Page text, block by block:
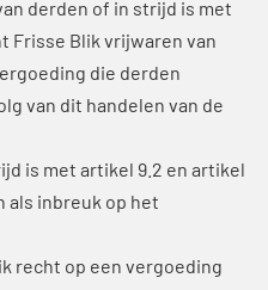
derden of in strijd is met
Frisse Blik vrijwaren van
die derden
van dit handelen van de
is met artikel 9.2 en artikel
als inbreuk op het
recht op een vergoeding